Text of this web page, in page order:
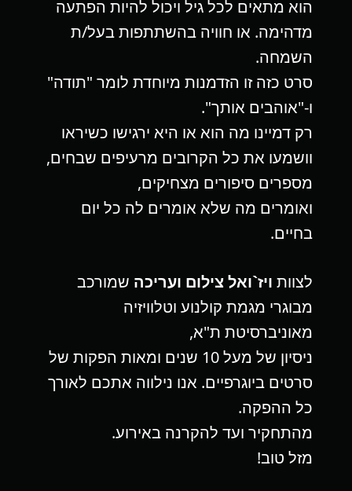
הוא מתאים לכל גיל ויכול להיות הפתעה
מדהימה. או חוויה בהשתתפות בעל/ת
השמחה.
סרט כזה זו הזדמנות מיוחדת לומר "תודה"
ו-"אוהבים אותך".
רק דמיינו מה הוא או היא ירגישו כשיראו
וושמעו את כל הקרובים מרעיפים שבחים,
מספרים סיפורים מצחיקים,
ואומרים מה שלא אומרים לה כל יום
בחיים.
לצוות ויז`ואל צילום ועריכה שמורכב
מבוגרי מגמת קולנוע וטלוויזיה
מאוניברסיטת ת"א,
ניסיון של מעל 10 שנים ומאות הפקות של
סרטים ביוגרפיים. אנו נילווה אתכם לאורך
כל ההפקה.
מהתחקיר ועד להקרנה באירוע.
מזל טוב!